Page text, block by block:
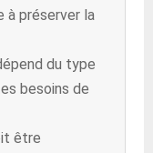
à préserver la
du type
besoins de
être